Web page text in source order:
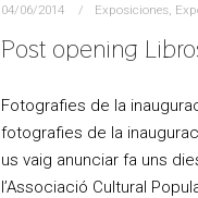
04/06/2014 Exposiciones,
Post opening
Fotografies de la
fotografies de la
us vaig anunciar fa uns
l’Associació Cultural